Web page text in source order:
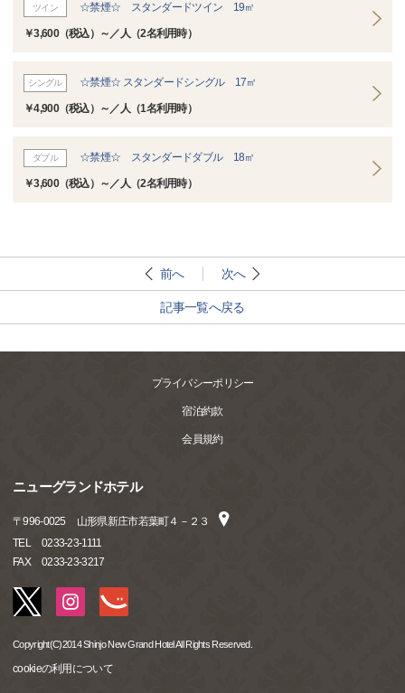
ツイン ☆禁煙☆ スタンダードツイン 19㎡
￥3,600（税込）～／人（2名利用時）
シングル ☆禁煙☆ スタンダードシングル 17㎡
￥4,900（税込）～／人（1名利用時）
ダブル ☆禁煙☆ スタンダードダブル 18㎡
￥3,600（税込）～／人（2名利用時）
前へ 次へ
記事一覧へ戻る
プライバシーポリシー
宿泊約款
会員規約
ニューグランドホテル
〒996-0025
山形県新庄市若葉町４－２３
TEL
0233-23-1111
FAX
0233-23-3217
Copyright(C)2014 Shinjo New Grand Hotel All Rights Reserved.
cookieの利用について